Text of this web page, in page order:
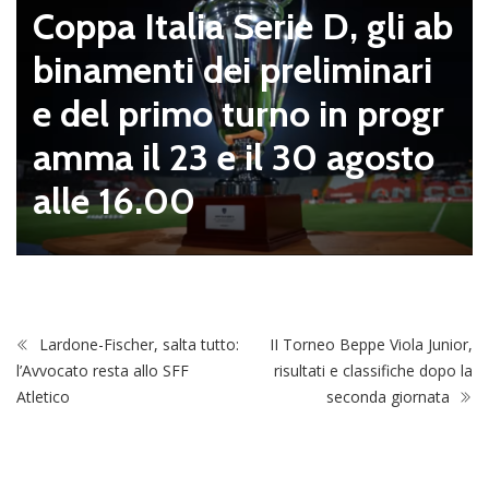
Coppa Italia Serie D, gli ab
binamenti dei preliminari
e del primo turno in progr
amma il 23 e il 30 agosto
alle 16.00
Lardone-Fischer, salta tutto:
l’Avvocato resta allo SFF
Atletico
II Torneo Beppe Viola Junior,
risultati e classifiche dopo la
seconda giornata